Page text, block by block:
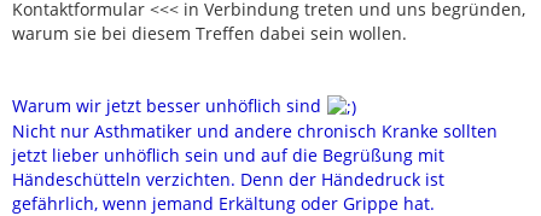
Kontaktformular <<< in Verbindung treten und uns begründen,
warum sie bei diesem Treffen dabei sein wollen.
Warum wir jetzt besser unhöflich sind
Nicht nur Asthmatiker und andere chronisch Kranke sollten
jetzt lieber unhöflich sein und auf die Begrüßung mit
Händeschütteln verzichten. Denn der Händedruck ist
gefährlich, wenn jemand Erkältung oder Grippe hat.